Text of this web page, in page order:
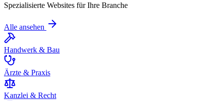
Spezialisierte Websites für Ihre Branche
Alle ansehen
Handwerk & Bau
Ärzte & Praxis
Kanzlei & Recht